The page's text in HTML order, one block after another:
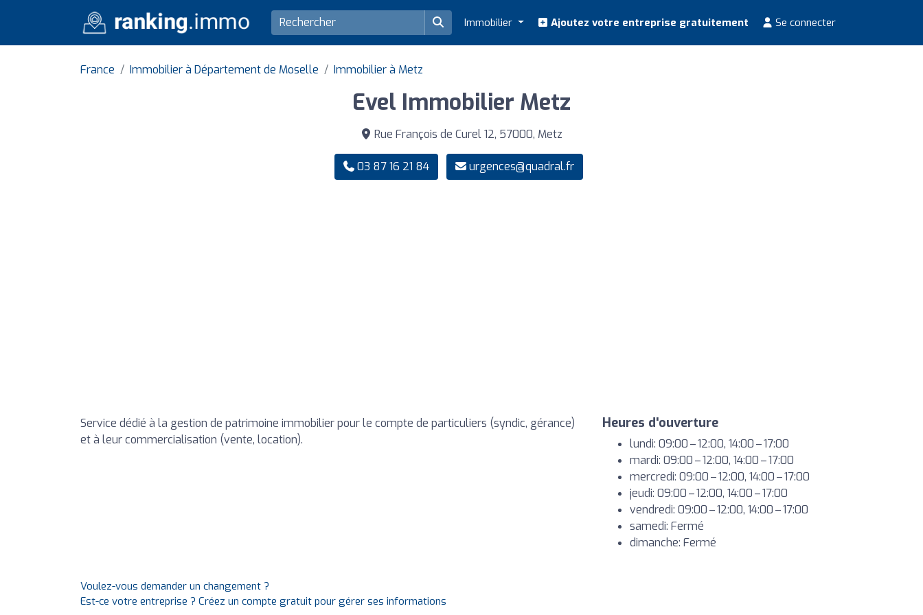
Immobilier Ajoutez votre entreprise gratuitement Se connecter
France Immobilier à Département de Moselle Immobilier à Metz
Evel Immobilier Metz
Rue François de Curel 12, 57000, Metz
03 87 16 21 84 urgences@quadral.fr
Service dédié à la gestion de patrimoine immobilier pour le compte de particuliers (syndic, gérance)
et à leur commercialisation (vente, location).
Heures d'ouverture
lundi: 09:00 – 12:00, 14:00 – 17:00
mardi: 09:00 – 12:00, 14:00 – 17:00
mercredi: 09:00 – 12:00, 14:00 – 17:00
jeudi: 09:00 – 12:00, 14:00 – 17:00
vendredi: 09:00 – 12:00, 14:00 – 17:00
samedi: Fermé
dimanche: Fermé
Voulez-vous demander un changement ?
Est-ce votre entreprise ? Créez un compte gratuit pour gérer ses informations